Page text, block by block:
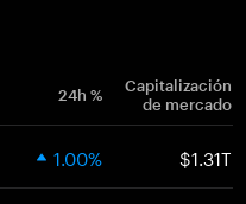
24h %
Capitalización
de mercado
1.00% $1.31T